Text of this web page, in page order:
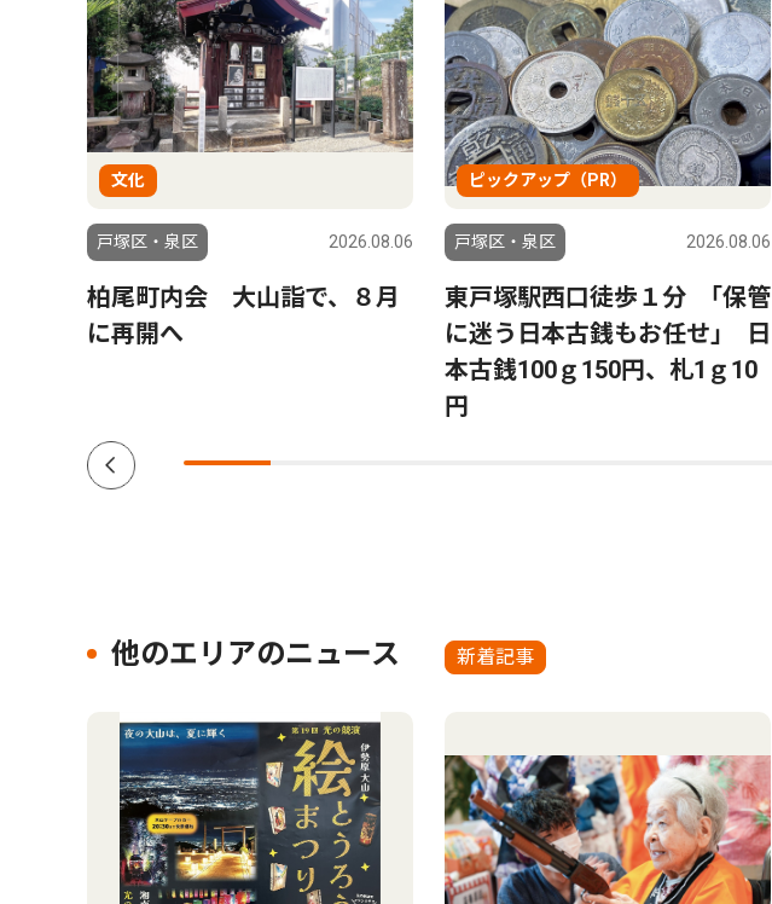
文化
戸塚区・泉区 2026.08.06
柏尾町内会 大山詣で、８月
に再開へ
ピックアップ（PR）
戸塚区・泉区 2026.08.06
東戸塚駅西口徒歩１分 ｢保管
に迷う日本古銭もお任せ｣ 日
本古銭100ｇ150円、札1ｇ10
円
他のエリアのニュース 新着記事